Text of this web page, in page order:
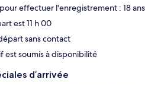
effectuer l'enregistrement : 18 ans
est 11 h 00
sans contact
est soumis à disponibilité
d’arrivée